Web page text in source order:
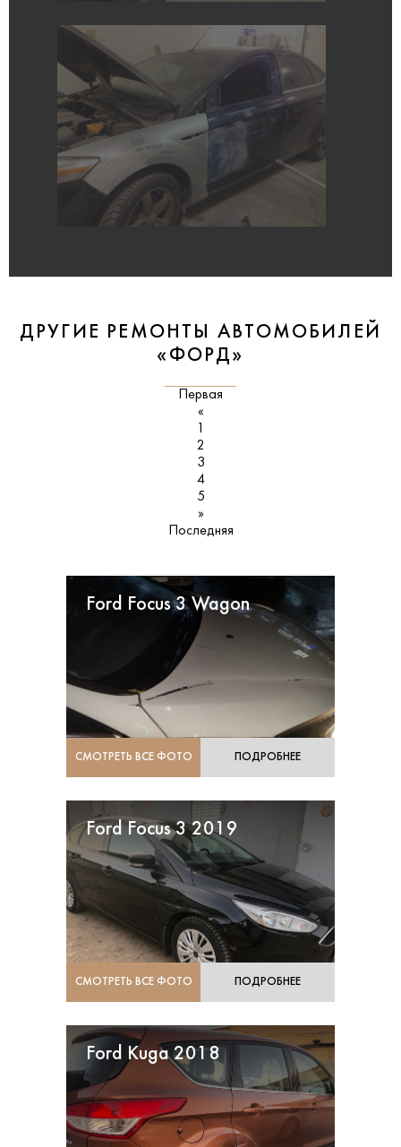
ДРУГИЕ РЕМОНТЫ АВТОМОБИЛЕЙ
«ФОРД»
Первая
«
2
3
4
5
»
Последняя
Ford Focus 3 Wagon
СМОТРЕТЬ ВСЕ ФОТО ПОДРОБНЕЕ
Ford Focus 3 2019
СМОТРЕТЬ ВСЕ ФОТО ПОДРОБНЕЕ
Ford Kuga 2018